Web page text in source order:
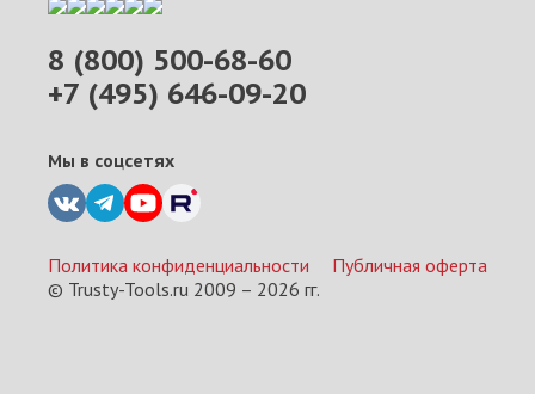
8 (800) 500-68-60
+7 (495) 646-09-20
Мы в соцсетях
Политика конфиденциальности
Публичная оферта
© Trusty-Tools.ru 2009 – 2026 гг.